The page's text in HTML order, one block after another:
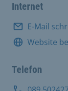
Internet
E-Mail
Website
Telefon